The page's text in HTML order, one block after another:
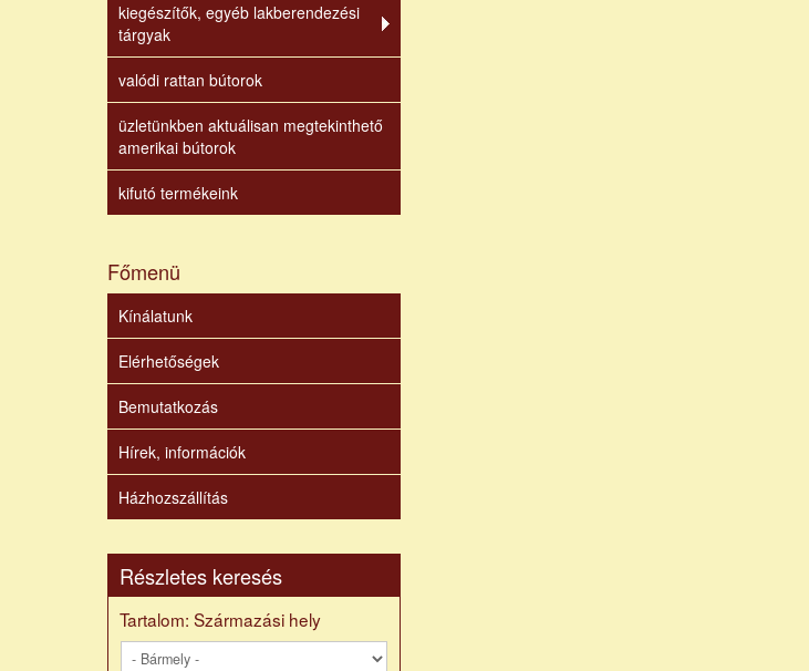
kiegészítők, egyéb lakberendezési
tárgyak
valódi rattan bútorok
üzletünkben aktuálisan megtekinthető
amerikai bútorok
kifutó termékeink
Főmenü
Kínálatunk
Elérhetőségek
Bemutatkozás
Hírek, információk
Házhozszállítás
Részletes keresés
Tartalom: Származási hely